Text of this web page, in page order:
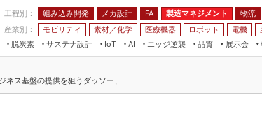
工程別： 組み込み開発 メカ設計 FA 製造マネジメント 物流
産業別：
モビリティ 素材／化学 医療機器 ロボット 電機
脱炭素
サステナ設計
IoT
場
AI
備保全
エッジ逆襲 品質
展示会
JIMTOF つながるクルマ
ネス基盤の提供を狙うダッソー、...